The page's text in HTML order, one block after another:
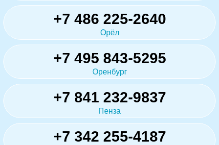
+7 486 225-2640
Орёл
+7 495 843-5295
Оренбург
+7 841 232-9837
Пенза
+7 342 255-4187